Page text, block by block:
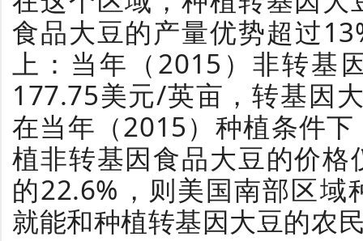
食品大豆的产量优势超过
上： 当年（2015）非转基
177.75美元/英亩，转基因
在当年（2015）种植条件
植非转基因食品大豆的价
的22.6%，则美国南部区
就能和种植转基因大豆的农